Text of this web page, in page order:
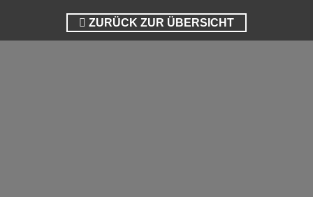
ZURÜCK ZUR ÜBERSICHT